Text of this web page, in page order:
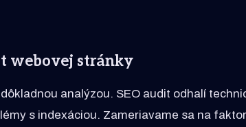
webovej stránky
analýzou. SEO audit odhalí
s indexáciou. Zameriavame sa na